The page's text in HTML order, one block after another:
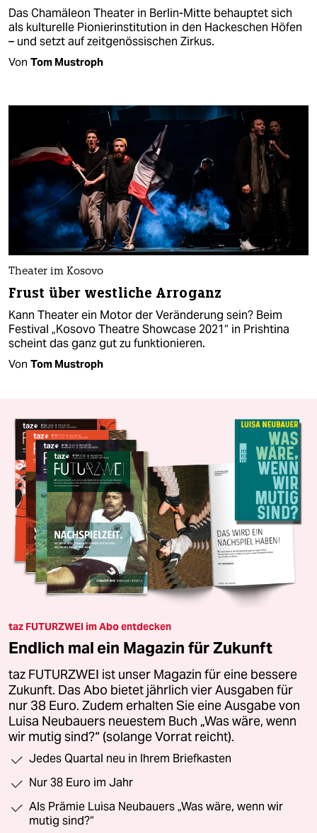
Das Chamäleon Theater in Berlin-Mitte behauptet sich
als kulturelle Pionierinstitution in den Hackeschen Höfen
– und setzt auf zeitgenössischen Zirkus.
Von Tom Mustroph
Theater im Kosovo
Frust über westliche Arroganz
Kann Theater ein Motor der Veränderung sein? Beim
Festival „Kosovo Theatre Showcase 2021“ in Prishtina
scheint das ganz gut zu funktionieren.
Von Tom Mustroph
taz FUTURZWEI im Abo entdecken
Endlich mal ein Magazin für Zukunft
taz FUTURZWEI ist unser Magazin für eine bessere
Zukunft. Das Abo bietet jährlich vier Ausgaben für
nur 38 Euro. Zudem erhalten Sie eine Ausgabe von
Luisa Neubauers neuestem Buch „Was wäre, wenn
wir mutig sind?“ (solange Vorrat reicht).
Jedes Quartal neu in Ihrem Briefkasten
Nur 38 Euro im Jahr
Als Prämie Luisa Neubauers „Was wäre, wenn wir
mutig sind?“